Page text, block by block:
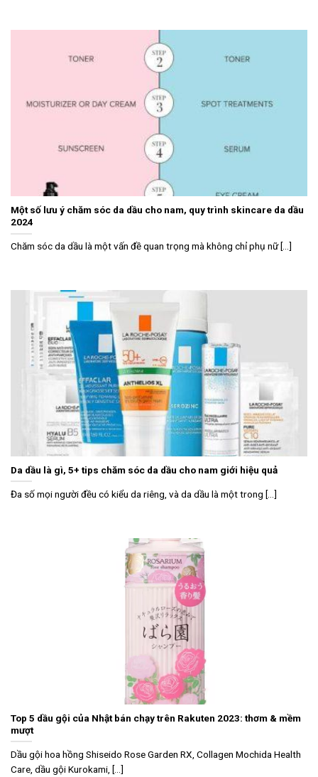
Một số lưu ý chăm sóc da dầu cho nam, quy trình skincare da dầu
2024
Chăm sóc da dầu là một vấn đề quan trọng mà không chỉ phụ nữ [...]
Da dầu là gì, 5+ tips chăm sóc da dầu cho nam giới hiệu quả
Đa số mọi người đều có kiểu da riêng, và da dầu là một trong [...]
Top 5 dầu gội của Nhật bán chạy trên Rakuten 2023: thơm & mềm
mượt
Dầu gội hoa hồng Shiseido Rose Garden RX, Collagen Mochida Health
Care, dầu gội Kurokami, [...]